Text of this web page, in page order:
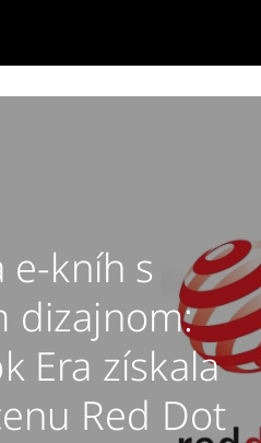
e-kníh s
dizajnom:
Era získala
Red Dot